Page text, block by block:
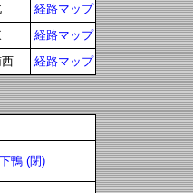
経路マップ
経路マップ
経路マップ
鴨 (閉)